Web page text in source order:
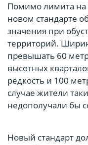
Помимо лимита на
новом стандарте
значения при
территорий.
превышать 60
высотных
редкость и 100
случае жители
недополучали бы
Новый стандарт